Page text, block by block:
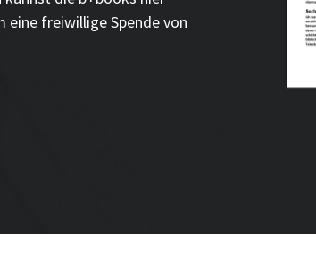
eine freiwillige Spende von